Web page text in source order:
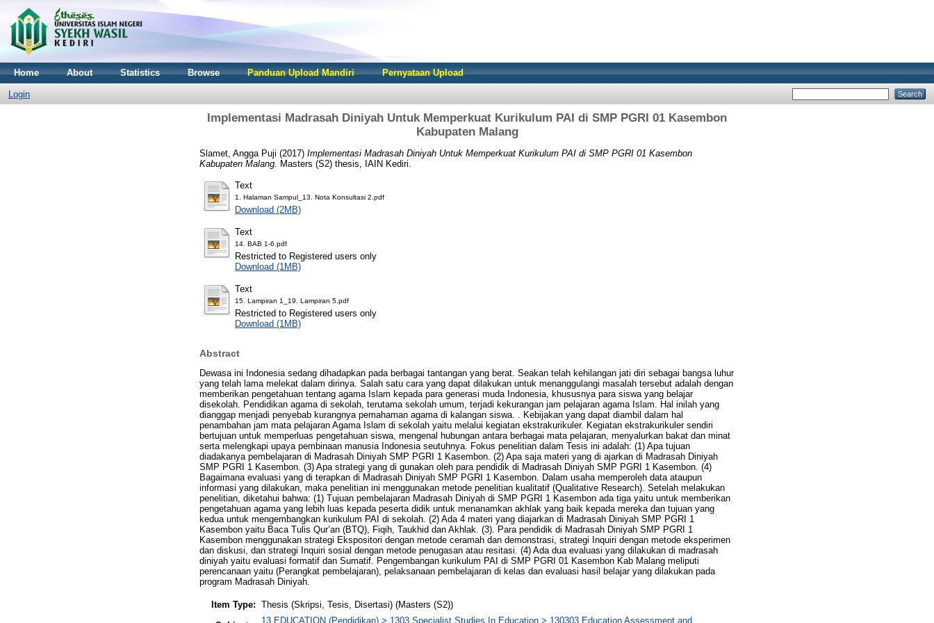
Home About Statistics Browse Panduan Upload Mandiri Pernyataan Upload
Login
Implementasi Madrasah Diniyah Untuk Memperkuat Kurikulum PAI di SMP PGRI 01 Kasembon
Kabupaten Malang
Slamet, Angga Puji (2017) Implementasi Madrasah Diniyah Untuk Memperkuat Kurikulum PAI di SMP PGRI 01 Kasembon
Kabupaten Malang.
Masters (S2) thesis, IAIN Kediri.
Text
1. Halaman Sampul_13. Nota Konsultasi 2.pdf
Download (2MB)
Text
14. BAB 1-6.pdf
Restricted to Registered users only
Download (1MB)
Text
15. Lampiran 1_19. Lampiran 5.pdf
Restricted to Registered users only
Download (1MB)
Abstract
Dewasa ini Indonesia sedang dihadapkan pada berbagai tantangan yang berat. Seakan telah kehilangan jati diri sebagai bangsa luhur
yang telah lama melekat dalam dirinya. Salah satu cara yang dapat dilakukan untuk menanggulangi masalah tersebut adalah dengan
memberikan pengetahuan tentang agama Islam kepada para generasi muda Indonesia, khususnya para siswa yang belajar
disekolah. Pendidikan agama di sekolah, terutama sekolah umum, terjadi kekurangan jam pelajaran agama Islam. Hal inilah yang
dianggap menjadi penyebab kurangnya pemahaman agama di kalangan siswa. . Kebijakan yang dapat diambil dalam hal
penambahan jam mata pelajaran Agama Islam di sekolah yaitu melalui kegiatan ekstrakurikuler. Kegiatan ekstrakurikuler sendiri
bertujuan untuk memperluas pengetahuan siswa, mengenal hubungan antara berbagai mata pelajaran, menyalurkan bakat dan minat
serta melengkapi upaya pembinaan manusia Indonesia seutuhnya. Fokus penelitian dalam Tesis ini adalah: (1) Apa tujuan
diadakanya pembelajaran di Madrasah Diniyah SMP PGRI 1 Kasembon. (2) Apa saja materi yang di ajarkan di Madrasah Diniyah
SMP PGRI 1 Kasembon. (3) Apa strategi yang di gunakan oleh para pendidik di Madrasah Diniyah SMP PGRI 1 Kasembon. (4)
Bagaimana evaluasi yang di terapkan di Madrasah Diniyah SMP PGRI 1 Kasembon. Dalam usaha memperoleh data ataupun
informasi yang dilakukan, maka penelitian ini menggunakan metode penelitian kualitatif (Qualitative Research). Setelah melakukan
penelitian, diketahui bahwa: (1) Tujuan pembelajaran Madrasah Diniyah di SMP PGRI 1 Kasembon ada tiga yaitu untuk memberikan
pengetahuan agama yang lebih luas kepada peserta didik untuk menanamkan akhlak yang baik kepada mereka dan tujuan yang
kedua untuk mengembangkan kurikulum PAI di sekolah. (2) Ada 4 materi yang diajarkan di Madrasah Diniyah SMP PGRI 1
Kasembon yaitu Baca Tulis Qur’an (BTQ), Fiqih, Taukhid dan Akhlak. (3). Para pendidik di Madrasah Diniyah SMP PGRI 1
Kasembon menggunakan strategi Ekspositori dengan metode ceramah dan demonstrasi, strategi Inquiri dengan metode eksperimen
dan diskusi, dan strategi Inquiri sosial dengan metode penugasan atau resitasi. (4) Ada dua evaluasi yang dilakukan di madrasah
diniyah yaitu evaluasi formatif dan Sumatif. Pengembangan kurikulum PAI di SMP PGRI 01 Kasembon Kab Malang meliputi
perencanaan yaitu (Perangkat pembelajaran), pelaksanaan pembelajaran di kelas dan evaluasi hasil belajar yang dilakukan pada
program Madrasah Diniyah.
Item Type: Thesis (Skripsi, Tesis, Disertasi) (Masters (S2))
13 EDUCATION (Pendidikan) > 1303 Specialist Studies In Education > 130303 Education Assessment and